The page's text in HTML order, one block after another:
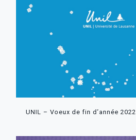
UNIL – Voeux de fin d’année 2022